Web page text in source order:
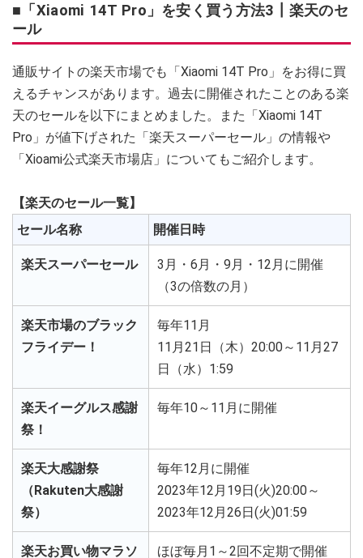
■「Xiaomi 14T Pro」を安く買う方法3┃楽天のセ
ール
通販サイトの楽天市場でも「Xiaomi 14T Pro」をお得に買
えるチャンスがあります。過去に開催されたことのある楽
天のセールを以下にまとめました。また「Xiaomi 14T
Pro」が値下げされた「楽天スーパーセール」の情報や
「Xioami公式楽天市場店」についてもご紹介します。
【楽天のセール一覧】
セール名称
開催日時
楽天スーパーセール
3月・6月・9月・12月に開催
（3の倍数の月）
楽天市場のブラック
フライデー！
毎年11月
11月21日（木）20:00～11月27
日（水）1:59
楽天イーグルス感謝
祭！
毎年10～11月に開催
楽天大感謝祭
（Rakuten大感謝
祭）
毎年12月に開催
2023年12月19日(火)20:00～
2023年12月26日(火)01:59
楽天お買い物マラソ
ほぼ毎月1～2回不定期で開催